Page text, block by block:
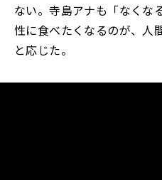
ない。寺島アナも「なくな
性に食べたくなるのが、人
と応じた。